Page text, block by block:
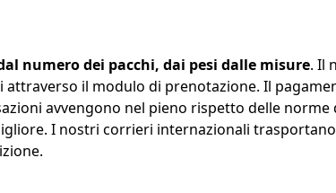
numero dei pacchi, dai pesi dalle misure. Il
il modulo di prenotazione. Il
avvengono nel pieno rispetto delle norme
I nostri corrieri internazionali